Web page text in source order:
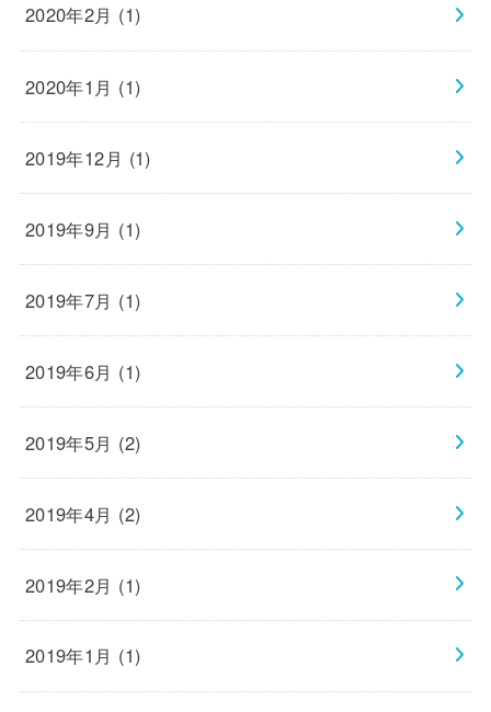
2020年2月 (1)
2020年1月 (1)
2019年12月 (1)
2019年9月 (1)
2019年7月 (1)
2019年6月 (1)
2019年5月 (2)
2019年4月 (2)
2019年2月 (1)
2019年1月 (1)